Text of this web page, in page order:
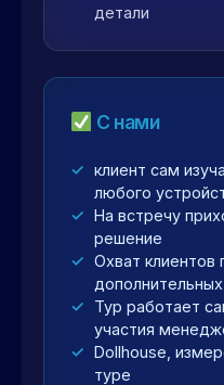
детали
С нами
клиент сам
любого
На встречу
решение
Охват клиентов
Тур работает
участия
Dollhouse,
туре